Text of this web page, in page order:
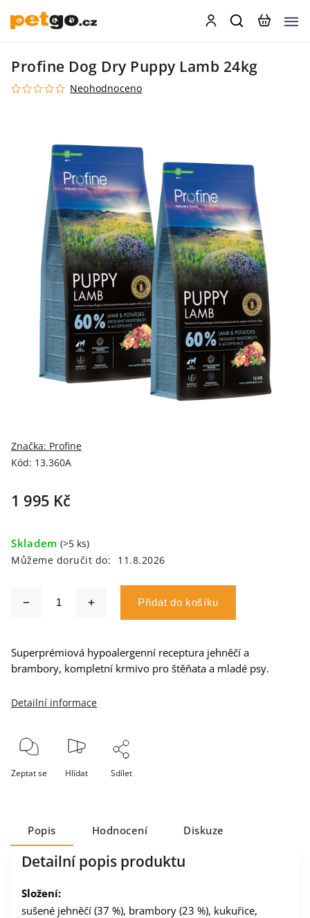
Profine Dog Dry Puppy Lamb 24kg
Neohodnoceno
Kód: 13.360A
Značka: Profine
1 995 Kč
Skladem (>5 ks)
Můžeme doručit do:
11.8.2026
Přidat do košíku
Superprémiová hypoalergenní receptura jehněčí a
brambory, kompletní krmivo pro štěňata a mladé psy.
Detailní informace
Zeptat se Hlídat Sdílet
Popis Hodnocení Diskuze
Detailní popis produktu
Složení:
sušené jehněčí (37 %), brambory (23 %), kukuřice,